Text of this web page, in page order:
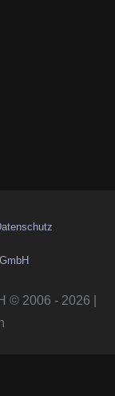
© 2006 - 2026 |